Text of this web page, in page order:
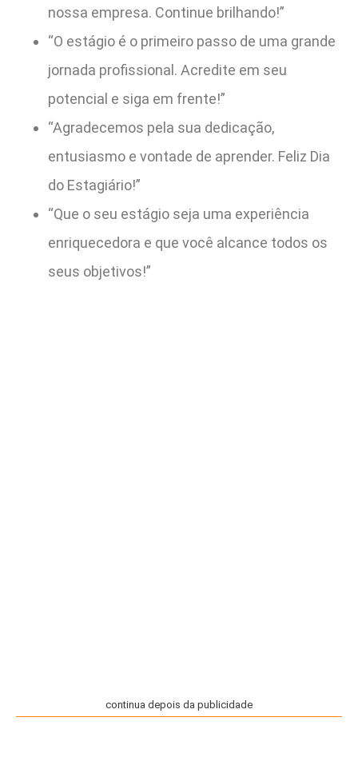
nossa empresa. Continue brilhando!”
“O estágio é o primeiro passo de uma grande
jornada profissional. Acredite em seu
potencial e siga em frente!”
“Agradecemos pela sua dedicação,
entusiasmo e vontade de aprender. Feliz Dia
do Estagiário!”
“Que o seu estágio seja uma experiência
enriquecedora e que você alcance todos os
seus objetivos!”
continua depois da publicidade